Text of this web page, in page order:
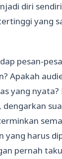
diri
yang
pesan-
Apakah
yang
harus
pernah